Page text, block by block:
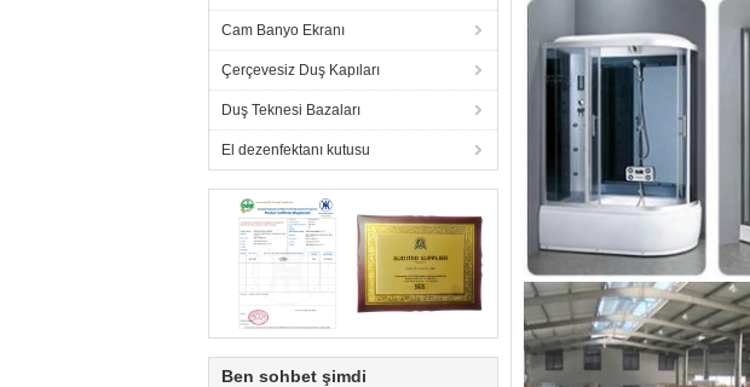
Cam Banyo Ekranı
Çerçevesiz Duş Kapıları
Duş Teknesi Bazaları
El dezenfektanı kutusu
Ben sohbet şimdi